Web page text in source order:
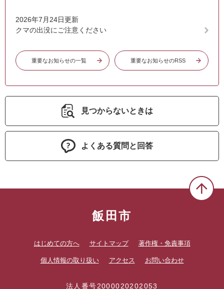
2026年7月24日更新
クマの出没にご注意ください
重要なお知らせの一覧 重要なお知らせのRSS
見つからないときは
よくある質問と回答
飯田市
はじめての方へ サイトマップ 著作権・免責事項
個人情報の取り扱い アクセス お問い合わせ
法人番号2000020202053